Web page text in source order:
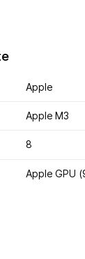
Apple
Apple M3
8
Apple GPU